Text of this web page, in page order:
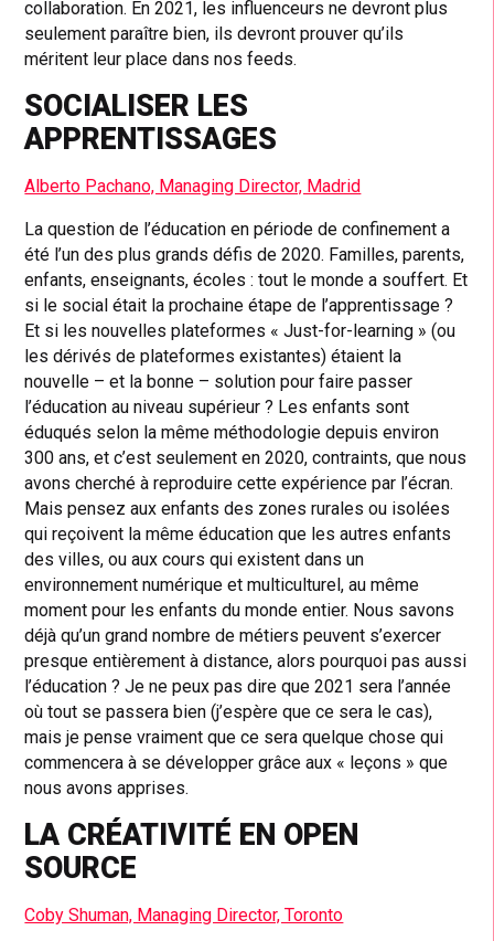
collaboration. En 2021, les influenceurs ne devront plus
seulement paraître bien, ils devront prouver qu’ils
méritent leur place dans nos feeds.
SOCIALISER LES
APPRENTISSAGES
Alberto Pachano, Managing Director, Madrid
La question de l’éducation en période de confinement a
été l’un des plus grands défis de 2020. Familles, parents,
enfants, enseignants, écoles : tout le monde a souffert. Et
si le social était la prochaine étape de l’apprentissage ?
Et si les nouvelles plateformes « Just-for-learning » (ou
les dérivés de plateformes existantes) étaient la
nouvelle – et la bonne – solution pour faire passer
l’éducation au niveau supérieur ? Les enfants sont
éduqués selon la même méthodologie depuis environ
300 ans, et c’est seulement en 2020, contraints, que nous
avons cherché à reproduire cette expérience par l’écran.
Mais pensez aux enfants des zones rurales ou isolées
qui reçoivent la même éducation que les autres enfants
des villes, ou aux cours qui existent dans un
environnement numérique et multiculturel, au même
moment pour les enfants du monde entier. Nous savons
déjà qu’un grand nombre de métiers peuvent s’exercer
presque entièrement à distance, alors pourquoi pas aussi
l’éducation ? Je ne peux pas dire que 2021 sera l’année
où tout se passera bien (j’espère que ce sera le cas),
mais je pense vraiment que ce sera quelque chose qui
commencera à se développer grâce aux « leçons » que
nous avons apprises.
LA CRÉATIVITÉ EN OPEN
SOURCE
Coby Shuman, Managing Director, Toronto